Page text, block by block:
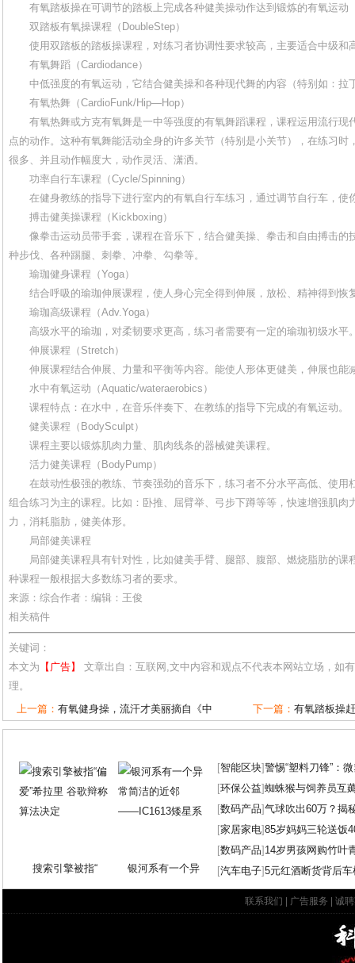
有氧踏板操在可调节的踏板上完成各种健美操动作达到锻炼的有氧运动
双踏板有氧操课程（DoubleStep）
使用双踏板的踏板操课程，对练习者协调性要求较高，主要适合中级和
有氧舞蹈（Cardiodance）
中低强度的有氧运动，它结合健美操和各种现代舞的内容（特别如：拉
有氧热舞（CardioFunk/Hip―Hop）
有氧热舞或方克有氧舞是一中等强度的有氧舞蹈课程，课程运用流行现
点的动作。这种有氧舞能活动全身的许多关节（特别是小关节），在练习时
很多、并且动作幅度大，动作灵活、潇洒。
功率自行车课程（Cycle/Spinning）
在健身教练的指导下进行室内的有氧自行车练习，通过调节自行车，使
搏击健美操课程（Kickboxing）
像拳击运动员带手套，课程在音乐下，结合健美操、拳击和自由搏击的
种步伐、各种踢腿、刺拳、冲拳、勾拳等。
瑜珈健身课程（Yoga）
结合呼吸的瑜珈伸展课程，使人身心完全得到伸展，放松、精神得到恢
瑜珈高级课程（Adv.Yoga）
高级水平的瑜珈，对柔韧要求更高，练习者需要有一定的瑜珈初级水平
伸展课程（Stretch）
伸展课程结合伸展、力量和平衡等内容。能使人形体更健美，伸展也能
水中有氧运动（Aquatic/wateraerobics）
课程特点：在水中，在音乐伴奏下、在教练的指导下完成的有氧运动。
健美课程（BodySculpt）
课程主要以锻炼肌肉力量、肌肉线条的器械健美课程。
活力健美课程（BodyPump）
在鼓动性极强的教练、节奏强劲的音乐下，练习者不分水平高低、使用
组合练习为主的课程。比如：卧推、屈臂举、弓步下蹲等等，快速增强肌肉
力，消耗脂肪，健美体形。
局部健美课程
局部健美课程具有针对性，比如健美手臂、腿部、腹部、燃烧脂肪的课
种课程一般根据大多数练习者的要求。
来源：综合作者：编辑：王俊
相关稿件
关键词：
本文为 【广告】
文章出自：互联网,文中内容和观点不代表本网站立场，如
理。
上一篇： 有氧健身操，流汗才美丽摘自《中 下一篇： 有氧踏板操
搜索引擎被指“ 银河系有一个异
[智能区块]警惕“塑料刀锋”：
[环保公益]蜘蛛猴与饲养员互
[数码产品]气球吹出60万？揭
[家居家电]85岁妈妈三轮送饭
[数码产品] 14岁男孩网购竹叶
[汽车电子]5元红酒断货背后
联系我们 广告服务 诚